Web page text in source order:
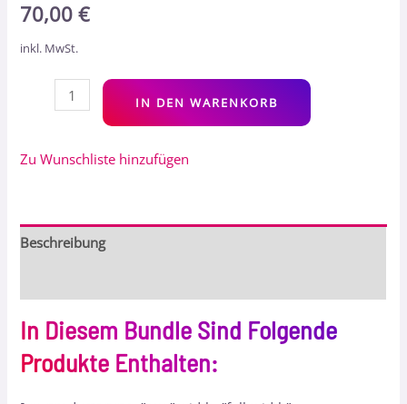
70,00€
inkl. MwSt.
IN DEN WARENKORB
Zu Wunschliste hinzufügen
Beschreibung
In Diesem Bundle Sind Folgende
Produkte Enthalten: